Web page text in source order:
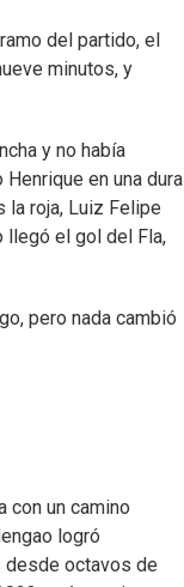
del partido, el
minutos, y
y no había
en una dura
la roja, Luiz Felipe
llegó el gol del Fla,
pero nada cambió
con un camino
logró
desde octavos de